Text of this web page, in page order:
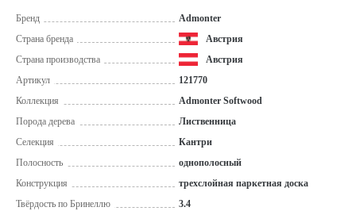
Бренд
Admonter
Страна бренда
Австрия
Страна производства
Австрия
Артикул
121770
Коллекция
Admonter Softwood
Порода дерева
Лиственница
Селекция
Кантри
Полосность
однополосный
Конструкция
трехслойная паркетная доска
Твёрдость по Бринеллю
3.4